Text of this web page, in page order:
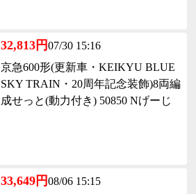
32,813円07/30 15:16
京急600形(更新車・KEIKYU BLUE
SKY TRAIN・20周年記念装飾)8両編
成せっと(動力付き) 50850 Nげーじ
33,649円08/06 15:15